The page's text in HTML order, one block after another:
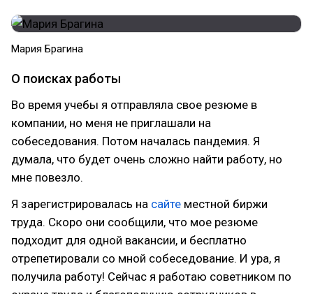
Мария Брагина
О поисках работы
Во время учебы я отправляла свое резюме в
компании, но меня не приглашали на
собеседования. Потом началась пандемия. Я
думала, что будет очень сложно найти работу, но
мне повезло.
Я зарегистрировалась на сайте местной биржи
труда. Скоро они сообщили, что мое резюме
подходит для одной вакансии, и бесплатно
отрепетировали со мной собеседование. И ура, я
получила работу! Сейчас я работаю советником по